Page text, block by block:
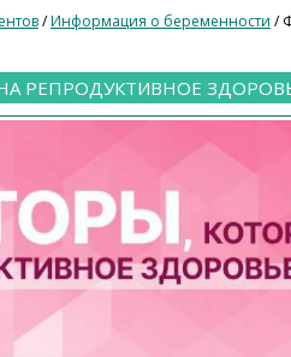
/Информация о беременности /
РЕПРОДУКТИВНОЕ